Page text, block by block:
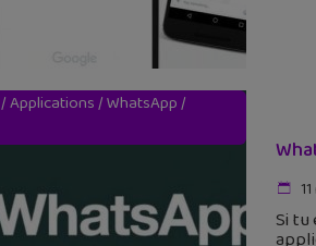
/Applications/WhatsApp/
Si